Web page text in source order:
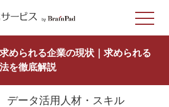
められる企業の現状｜求められる
を徹底解説
データ活用人材・スキル